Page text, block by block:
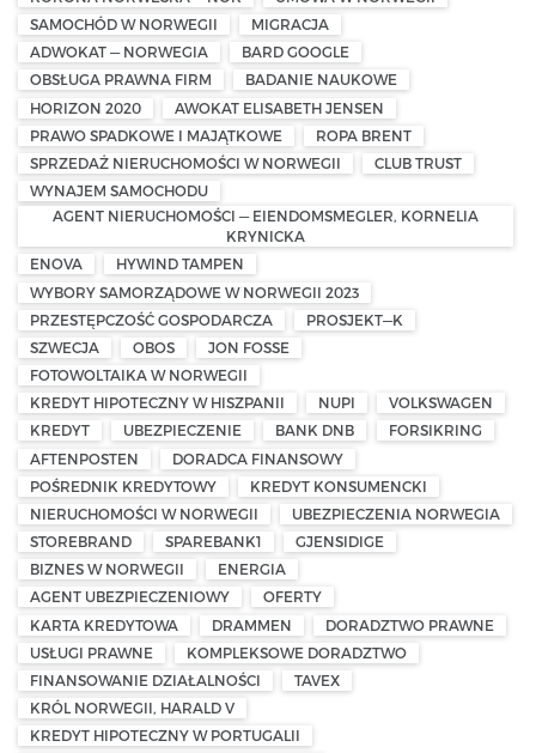
SAMOCHÓD W NORWEGII
MIGRACJA
ADWOKAT — NORWEGIA
BARD GOOGLE
OBSŁUGA PRAWNA FIRM
BADANIE NAUKOWE
HORIZON 2020
AWOKAT ELISABETH JENSEN
PRAWO SPADKOWE I MAJĄTKOWE
ROPA BRENT
SPRZEDAŻ NIERUCHOMOŚCI W NORWEGII
CLUB TRUST
WYNAJEM SAMOCHODU
AGENT NIERUCHOMOŚCI — EIENDOMSMEGLER, KORNELIA
KRYNICKA
ENOVA
HYWIND TAMPEN
WYBORY SAMORZĄDOWE W NORWEGII 2023
PRZESTĘPCZOŚĆ GOSPODARCZA
PROSJEKT—K
SZWECJA
OBOS
JON FOSSE
FOTOWOLTAIKA W NORWEGII
KREDYT HIPOTECZNY W HISZPANII
NUPI
VOLKSWAGEN
KREDYT
UBEZPIECZENIE BANK DNB
FORSIKRING
AFTENPOSTEN
DORADCA FINANSOWY
POŚREDNIK KREDYTOWY
KREDYT KONSUMENCKI
NIERUCHOMOŚCI W NORWEGII
UBEZPIECZENIA NORWEGIA
STOREBRAND
SPAREBANK1
GJENSIDIGE
BIZNES W NORWEGII
ENERGIA
AGENT UBEZPIECZENIOWY
OFERTY
KARTA KREDYTOWA
DRAMMEN
DORADZTWO PRAWNE
USŁUGI PRAWNE
KOMPLEKSOWE DORADZTWO
FINANSOWANIE DZIAŁALNOŚCI
TAVEX
KRÓL NORWEGII, HARALD V
KREDYT HIPOTECZNY W PORTUGALII